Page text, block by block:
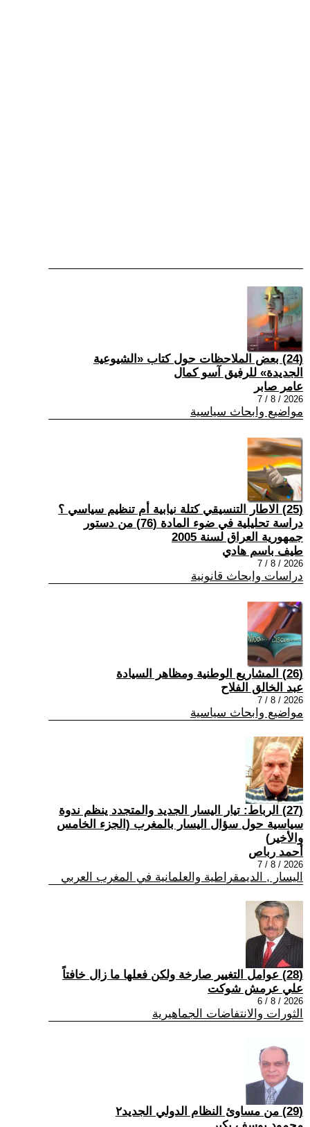
(24) بعض الملاحظات حول كتاب «الشيوعية
الجديدة» للرفيق آسو كمال
عامر صابر
2026 / 8 / 7
مواضيع وابحاث سياسية
(25) الاطار التنسيقي كتلة نيابية أم تنظيم سياسي ؟
دراسة تحليلية في ضوء المادة (76) من دستور
جمهورية العراق لسنة 2005
طيف باسم هادي
2026 / 8 / 7
دراسات وابحاث قانونية
(26) المشاريع الوطنية ومظاهر السيادة
عبد الخالق الفلاح
2026 / 8 / 7
مواضيع وابحاث سياسية
(27) الرباط: تيار اليسار الجديد والمتجدد ينظم ندوة
سياسية حول سؤال اليسار بالمغرب (الجزء الخامس
والأخير)
أحمد رباص
2026 / 8 / 7
اليسار , الديمقراطية والعلمانية في المغرب العربي
(28) عوامل التغيير صارخة ولكن فعلها ما زال خافتاً
علي عرمش شوكت
2026 / 8 / 6
الثورات والانتفاضات الجماهيرية
(29) من مساوئ النظام الدولي الجديد٢